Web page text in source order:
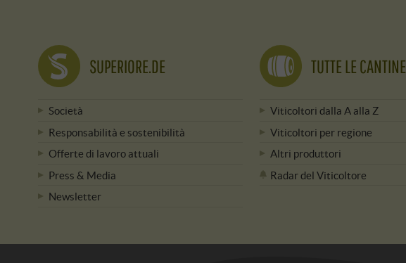
SUPERIORE.DE
Società
Responsabilità e sostenibilità
Offerte di lavoro attuali
Press & Media
Newsletter
TUTTE LE CANTINE
Viticoltori dalla A alla Z
Viticoltori per regione
Altri produttori
Radar del Viticoltore